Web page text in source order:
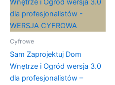
Cyfrowe
Sam Zaprojektuj Dom
Wnętrze i Ogród wersja 3.0
dla profesjonalistów –